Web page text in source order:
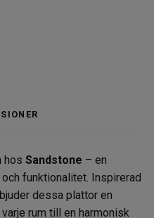
hos Sandstone – en
funktionalitet. Inspirerad
dessa plattor en
rum till en harmonisk